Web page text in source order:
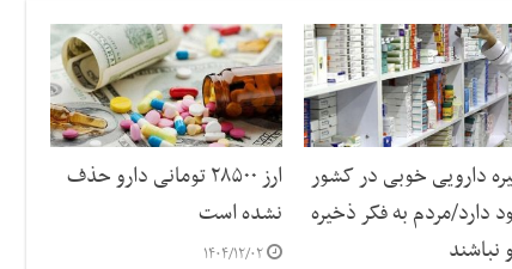
دارویی خوبی در کشور
دارد/مردم به فکر ذخیره
نباشند
ارز ۲۸۵۰۰ تومانی دارو حذف
نشده است
۱۴۰۴/۱۲/۰۲